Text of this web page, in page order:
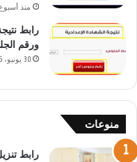
منذ
ورقم
30 يونيو، 2026
منوعات